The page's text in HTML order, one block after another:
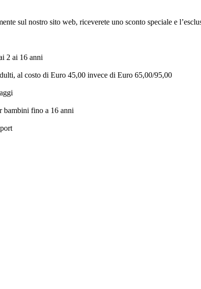
sul nostro sito web, riceverete uno sconto speciale e
2 ai 16 anni
al costo di Euro 45,00 invece di Euro 65,00/95,00
bambini fino a 16 anni